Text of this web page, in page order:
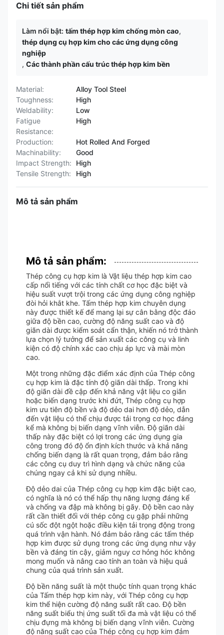
Chi tiết sản phẩm
Làm nổi bật: tấm thép hợp kim chống mòn cao,
thép dụng cụ hợp kim cho các ứng dụng công
nghiệp
, Các thành phần cấu trúc thép hợp kim bền
Material:
Alloy Tool Steel
Toughness:
High
Weldability:
Low
Fatigue
Resistance:
High
Production:
Hot Rolled And Forged
Machinability:
Good
Impact Strength:
High
Tensile Strength:
High
Mô tả sản phẩm
Mô tả sản phẩm:
Thép công cụ hợp kim là Vật liệu thép hợp kim cao
cấp nổi tiếng với các tính chất cơ học đặc biệt và
hiệu suất vượt trội trong các ứng dụng công nghiệp
đòi hỏi khắt khe. Tấm thép hợp kim chuyên dụng
này được thiết kế để mang lại sự cân bằng độc đáo
giữa độ bền cao, cường độ năng suất cao và độ
giãn dài được kiểm soát cẩn thận, khiến nó trở thành
lựa chọn lý tưởng để sản xuất các công cụ và linh
kiện có độ chính xác cao chịu áp lực và mài mòn
cao.
Một trong những đặc điểm xác định của Thép công
cụ hợp kim là đặc tính độ giãn dài thấp. Trong khi
độ giãn dài đề cập đến khả năng vật liệu co giãn
hoặc biến dạng trước khi đứt, Thép công cụ hợp
kim ưu tiên độ bền và độ dẻo dai hơn độ dẻo, dẫn
đến vật liệu có thể chịu được tải trọng cơ học đáng
kể mà không bị biến dạng vĩnh viễn. Độ giãn dài
thấp này đặc biệt có lợi trong các ứng dụng gia
công trong đó độ ổn định kích thước và khả năng
chống biến dạng là rất quan trọng, đảm bảo rằng
các công cụ duy trì hình dạng và chức năng của
chúng ngay cả khi sử dụng nhiều.
Độ dẻo dai của Thép công cụ hợp kim đặc biệt cao,
có nghĩa là nó có thể hấp thụ năng lượng đáng kể
và chống va đập mà không bị gãy. Độ bền cao này
rất cần thiết đối với thép công cụ gặp phải những
cú sốc đột ngột hoặc điều kiện tải trọng động trong
quá trình vận hành. Nó đảm bảo rằng các tấm thép
hợp kim được sử dụng trong các ứng dụng như vậy
bền và đáng tin cậy, giảm nguy cơ hỏng hóc không
mong muốn và nâng cao tính an toàn và hiệu quả
chung của quá trình sản xuất.
Độ bền năng suất là một thuộc tính quan trọng khác
của Tấm thép hợp kim này, với Thép công cụ hợp
kim thể hiện cường độ năng suất rất cao. Độ bền
năng suất biểu thị ứng suất tối đa mà vật liệu có thể
chịu đựng mà không bị biến dạng vĩnh viễn. Cường
độ năng suất cao của Thép công cụ hợp kim đảm